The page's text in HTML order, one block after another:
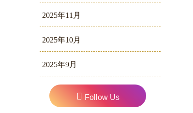
2025年11月
2025年10月
2025年9月
Follow Us